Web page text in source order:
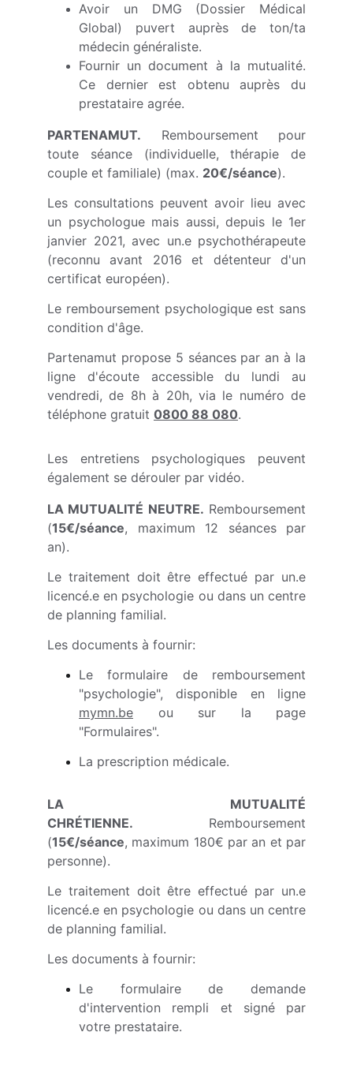
Avoir un DMG (Dossier Médical
Global) puvert auprès de ton/ta
médecin généraliste.
Fournir un document à la mutualité.
Ce dernier est obtenu auprès du
prestataire agrée.
PARTENAMUT. Remboursement pour
toute séance (individuelle, thérapie de
couple et familiale) (max. 20€/séance).
Les consultations peuvent avoir lieu avec
un psychologue mais aussi, depuis le 1er
janvier 2021, avec un.e psychothérapeute
(reconnu avant 2016 et détenteur d'un
certificat européen).
Le remboursement psychologique est sans
condition d'âge.
Partenamut propose 5 séances par an à la
ligne d'écoute accessible du lundi au
vendredi, de 8h à 20h, via le numéro de
téléphone gratuit 0800 88 080.
Les entretiens psychologiques peuvent
également se dérouler par vidéo.
LA MUTUALITÉ NEUTRE. Remboursement
(15€/séance, maximum 12 séances par
an).
Le traitement doit être effectué par un.e
licencé.e en psychologie ou dans un centre
de planning familial.
Les documents à fournir:
Le formulaire de remboursement
"psychologie", disponible en ligne
mymn.be ou sur la page
"Formulaires".
La prescription médicale.
LA MUTUALITÉ
CHRÉTIENNE. Remboursement
(15€/séance, maximum 180€ par an et par
personne).
Le traitement doit être effectué par un.e
licencé.e en psychologie ou dans un centre
de planning familial.
Les documents à fournir:
Le formulaire de demande
d'intervention rempli et signé par
votre prestataire.